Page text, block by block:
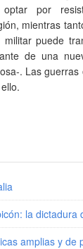
optar por
mientras
puede
de una
. Las
la dictadura
amplias y de